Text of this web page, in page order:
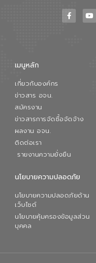
เมนูหลัก
เกี่ยวกับองค์กร
ข่าวสาร อจน.
สมัครงาน
ข่าวสารการจัดซื้อจัดจ้าง
ผลงาน อจน.
ติดต่อเรา
รายงานความยั่งยืน
นโยบายความปลอดภัย
นโยบายความปลอดภัยด้าน
เว็บไซต์
นโยบายคุ้มครองข้อมูลส่วน
บุคคล